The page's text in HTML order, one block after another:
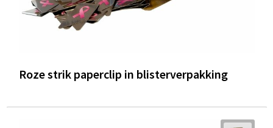
Roze strik paperclip in blisterverpakking